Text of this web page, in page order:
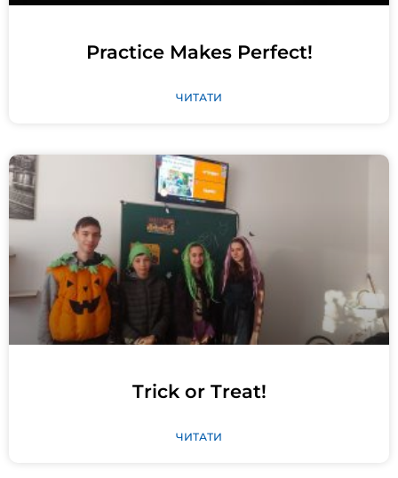
Practice Makes Perfect!
ЧИТАТИ
Trick or Treat!
ЧИТАТИ